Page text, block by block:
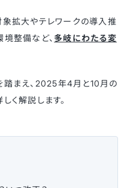
拡大やテレワークの導入推
整備など、 多岐にわたる変
踏まえ、2025年4月と10月の
く解説します。​